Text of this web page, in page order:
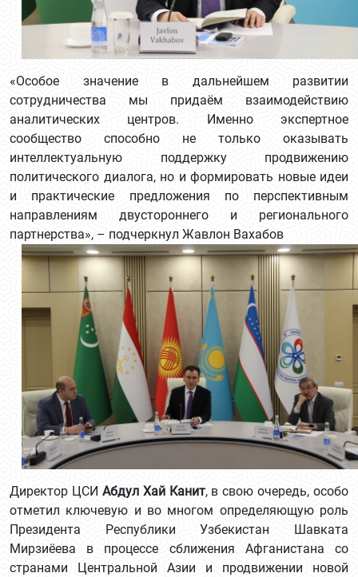
«Особое значение в дальнейшем развитии
сотрудничества мы придаём взаимодействию
аналитических центров. Именно экспертное
сообщество способно не только оказывать
интеллектуальную поддержку продвижению
политического диалога, но и формировать новые идеи
и практические предложения по перспективным
направлениям двустороннего и регионального
партнерства», – подчеркнул Жавлон Вахабов
Директор ЦСИ Абдул Хай Канит, в свою очередь, особо
отметил ключевую и во многом определяющую роль
Президента Республики Узбекистан Шавката
Мирзиёева в процессе сближения Афганистана со
странами Центральной Азии и продвижении новой